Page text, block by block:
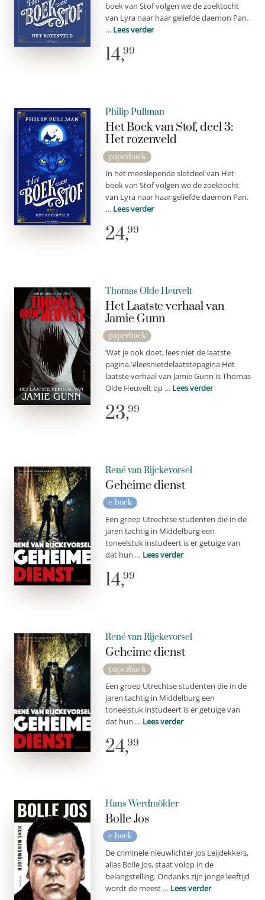
boek van Stof volgen we de zoektocht
van Lyra naar haar geliefde daemon Pan.
… Lees verder
14,99
Philip Pullman
Het Boek van Stof, deel 3:
Het rozenveld
paperback
In het meeslepende slotdeel van Het
boek van Stof volgen we de zoektocht
van Lyra naar haar geliefde daemon Pan.
… Lees verder
24,99
Thomas Olde Heuvelt
Het Laatste verhaal van
Jamie Gunn
paperback
‘Wat je ook doet, lees niet de laatste
pagina.’#leesnietdelaatstepagina Het
laatste verhaal van Jamie Gunn is Thomas
Olde Heuvelt op … Lees verder
23,99
René van Rijckevorsel
Geheime dienst
e-boek
Een groep Utrechtse studenten die in de
jaren tachtig in Middelburg een
toneelstuk instudeert is er getuige van
dat hun … Lees verder
14,99
René van Rijckevorsel
Geheime dienst
paperback
Een groep Utrechtse studenten die in de
jaren tachtig in Middelburg een
toneelstuk instudeert is er getuige van
dat hun … Lees verder
24,99
Hans Werdmölder
Bolle Jos
e-boek
De criminele nieuwlichter Jos Leijdekkers,
alias Bolle Jos, staat volop in de
belangstelling. Ondanks zijn jonge leeftijd
wordt de meest … Lees verder